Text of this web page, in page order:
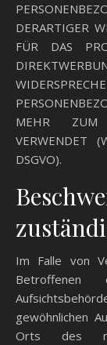
DERARTIGER
FÜR DAS
MEHR ZUM
VERWENDET
DSGVO).
Im Falle von
gewöhnlichen
Orts des